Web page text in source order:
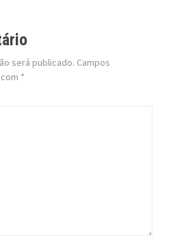
será publicado. Campos
*